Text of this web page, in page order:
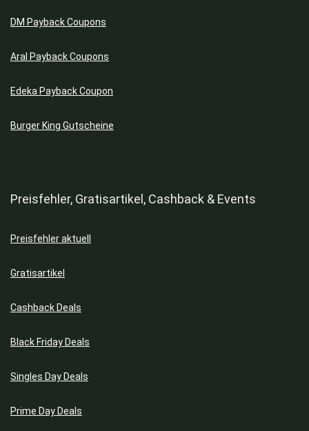
Staubsauger ohne Beutel
Supermarkt
Tickets & Shows
Weine
DM Payback Coupons
Aral Payback Coupons
Edeka Payback Coupon
Burger King Gutscheine
Preisfehler, Gratisartikel, Cashback & Events
Preisfehler aktuell
Gratisartikel
Cashback Deals
Black Friday Deals
Singles Day Deals
Prime Day Deals